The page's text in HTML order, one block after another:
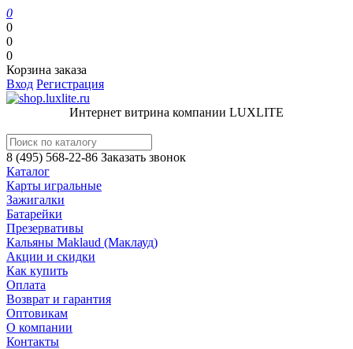
0
0
0
0
Корзина заказа
Вход Регистрация
Интернет витрина компании LUXLITE
8 (495) 568-22-86 Заказать звонок
Каталог
Карты игральные
Зажигалки
Батарейки
Презервативы
Кальяны Maklaud (Маклауд)
Акции и скидки
Как купить
Оплата
Возврат и гарантия
Оптовикам
О компании
Контакты